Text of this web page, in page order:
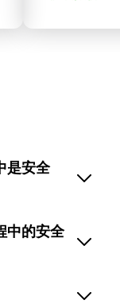
是安全
中的安全